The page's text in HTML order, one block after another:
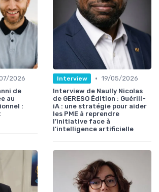
2026
de
au
:
Interview • 19/05/2026
Interview de Naully Nicolas
de GERESO Édition : Guérill-
iA : une stratégie pour aider
les PME à reprendre
l’initiative face à
l’intelligence artificielle